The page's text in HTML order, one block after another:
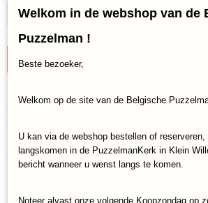
IN WINKELWAGEN
Specificaties
Castorland-104376
EAN code
Reacties
Welkom in de webshop van de
Puzzelman !
Beste bezoeker,
Welkom op de site van de Belgische
U kan via de webshop bestellen of
langskomen in de PuzzelmanKerk in Klein
bericht wanneer u wenst langs te komen.
Noteer alvast onze volgende Koopzondag op